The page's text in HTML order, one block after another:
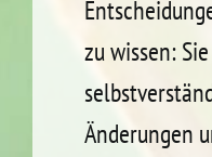
zu wissen:
Änderungen